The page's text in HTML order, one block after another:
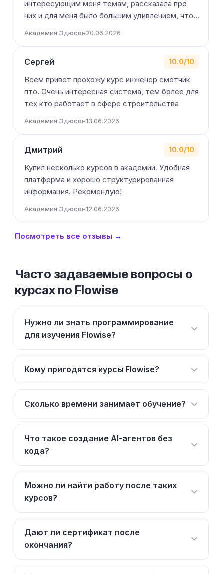
интересующим меня темам, рассказала про
них и для меня было большим удивлением, что…
Академия Эдюсон20.06.2026
Сергей 10.0/10
Всем привет прохожу курс инженер сметчик
пто. Очень интересная система, тем более для
тех кто работает в сфере строительства
Академия Эдюсон13.06.2026
Дмитрий 10.0/10
Купил несколько курсов в академии. Удобная
платформа и хорошо структурированная
информация. Рекомендую!
Академия Эдюсон12.06.2026
Посмотреть все отзывы →
Часто задаваемые вопросы о
курсах по Flowise
Нужно ли знать программирование
для изучения Flowise?
Кому пригодятся курсы Flowise?
Сколько времени занимает обучение?
Что такое создание AI-агентов без
кода?
Можно ли найти работу после таких
курсов?
Дают ли сертификат после
окончания?